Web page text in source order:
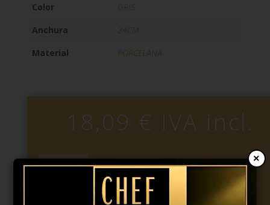
Color
GRIS
Anchura
24CM
Material
PORCELANA
18,09 € IVA incl.
Plato
Añadir al presupuesto
×